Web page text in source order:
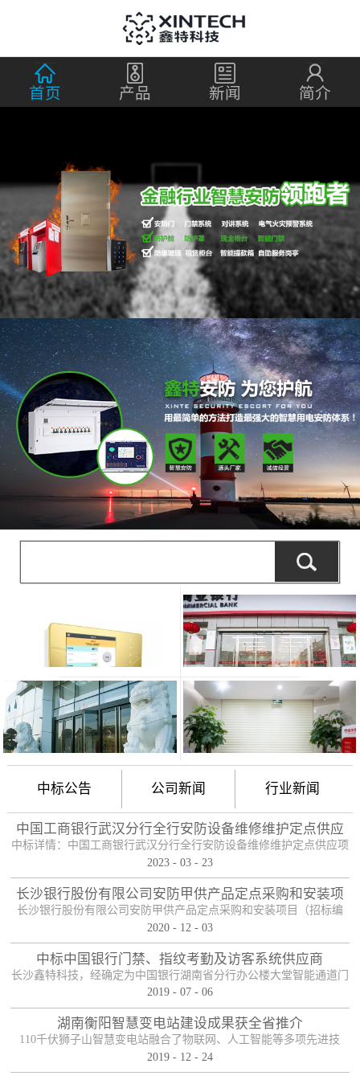
首页 产品 新闻 简介
中标公告 公司新闻 行业新闻
中国工商银行武汉分行全行安防设备维修维护定点供应
项目
中标详情：中国工商银行武汉分行全行安防设备维修维护定点供应项
目（项目编号：HBZTH-FW-2022-106），于2023年2月3日以公开招
定贵单位为本项目2包的入围供应商。中标产品：防护舱
2023 - 03 - 23
长沙银行股份有限公司安防甲供产品定点采购和安装项
目——中标公告
长沙银行股份有限公司安防甲供产品定点采购和安装项目（招标编
号：0646-204HNGL500）评标工作已经结束，经评标委员会认真评
的中标人。包一采购内容为：1、甲级木质防火门；2、防尾随联动互
锁安全门；3、自助银行安全防护门；4、甲级防盗安全门（优质
钢）；5、钢化玻璃自动感应门、防砸玻璃自动感应，和电机；6、银
行专用防盗卷帘门（含电机、控...
2020 - 12 - 03
中标中国银行门禁、指纹考勤及访客系统供应商
长沙鑫特科技，经确定为中国银行湖南省分行办公楼大堂智能通道门
禁、指纹考勤、访客系统采购项目供应商。门禁指纹考勤系统
2019 - 07 - 06
湖南衡阳智慧变电站建设成果获全省推介
110千伏狮子山智慧变电站融合了物联网、人工智能等多项先进技
术，是设备侧电力物联网建设在专业领域的最佳实践。”近日，国网
2019 - 12 - 24